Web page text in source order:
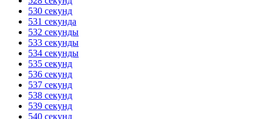
530 секунд
531 секунда
532 секунды
533 секунды
534 секунды
535 секунд
536 секунд
537 секунд
538 секунд
539 секунд
540 секунд